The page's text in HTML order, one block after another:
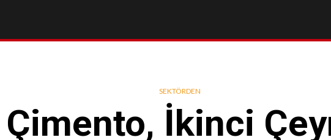
SEKTÖRDEN
Çimento, İkinci